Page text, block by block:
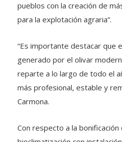
pueblos con la creación de
para la explotación agraria”.
“Es importante destacar que
generado por el olivar
reparte a lo largo de todo el
más profesional, estable y
Carmona.
Con respecto a la